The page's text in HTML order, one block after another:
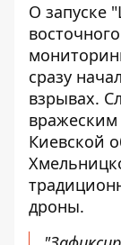
О запуске
сразу
взрывах.
Киевской
дроны.